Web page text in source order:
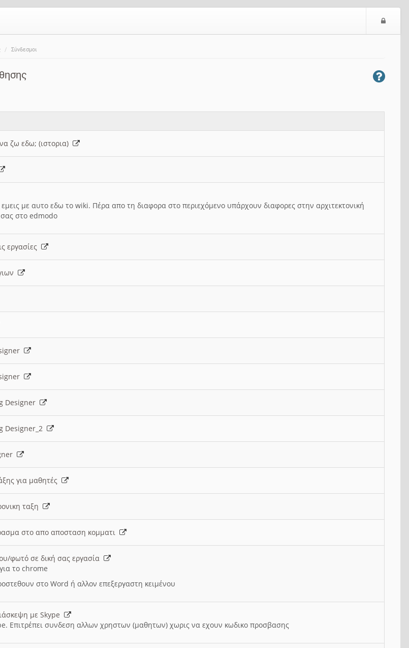
Σύνδεσμοι
ζω εδω; (ιστορια)
με αυτο εδω το wiki. Πέρα απο τη διαφορα στο περιεχόμενο υπάρχουν διαφορες στην αρχιτεκτονική
στο edmodo
εργασίες
Designer
Designer_2
για μαθητές
ταξη
στο απο αποσταση κομματι
φωτό σε δική σας εργασία
το chrome
στο Word ή αλλον επεξεργαστη κειμένου
με Skype
Επιτρέπει συνδεση αλλων χρηστων (μαθητων) χωρις να εχουν κωδικο προσβασης